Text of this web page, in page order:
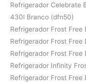
Refrigerador Celebrate
430l Branco (dfn50)
Refrigerador Frost
Refrigerador Frost
Refrigerador Frost
Refrigerador Infinity
Refrigerador Frost